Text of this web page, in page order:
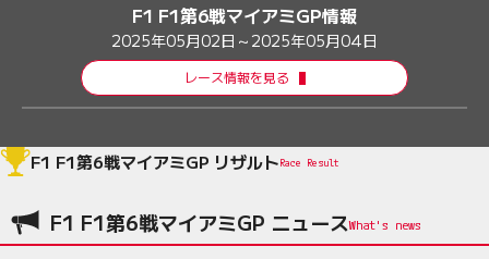
F1 F1第6戦マイアミGP情報
2025年05月02日～2025年05月04日
レース情報を見る
F1 F1第6戦マイアミGP リザルトRace Result
F1 F1第6戦マイアミGP ニュース